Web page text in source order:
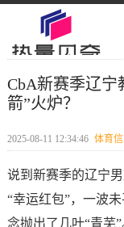
CbA新赛季辽宁
箭”火炉？
2025-08-11 12:34:46 体育
说到新赛季的辽宁
“幸运红包”，一波
念抛出了几叶“青芜